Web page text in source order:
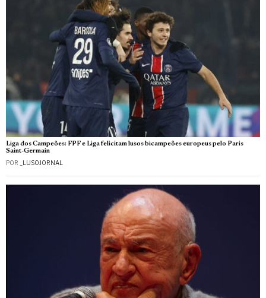
Liga dos Campeões: FPF e Liga felicitam lusos bicampeões europeus pelo Paris
Saint-Germain
POR _LUSOJORNAL